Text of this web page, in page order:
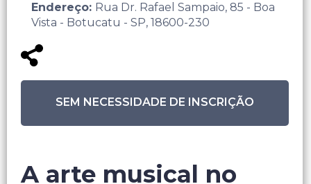
Endereço: Rua Dr. Rafael Sampaio, 85 - Boa
Vista - Botucatu - SP, 18600-230
SEM NECESSIDADE DE INSCRIÇÃO
A arte musical no